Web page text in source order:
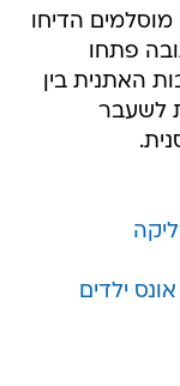
אז מורדים מוסלמים הדיחו
פתחו
האתנית בין
לשעבר
ילדים